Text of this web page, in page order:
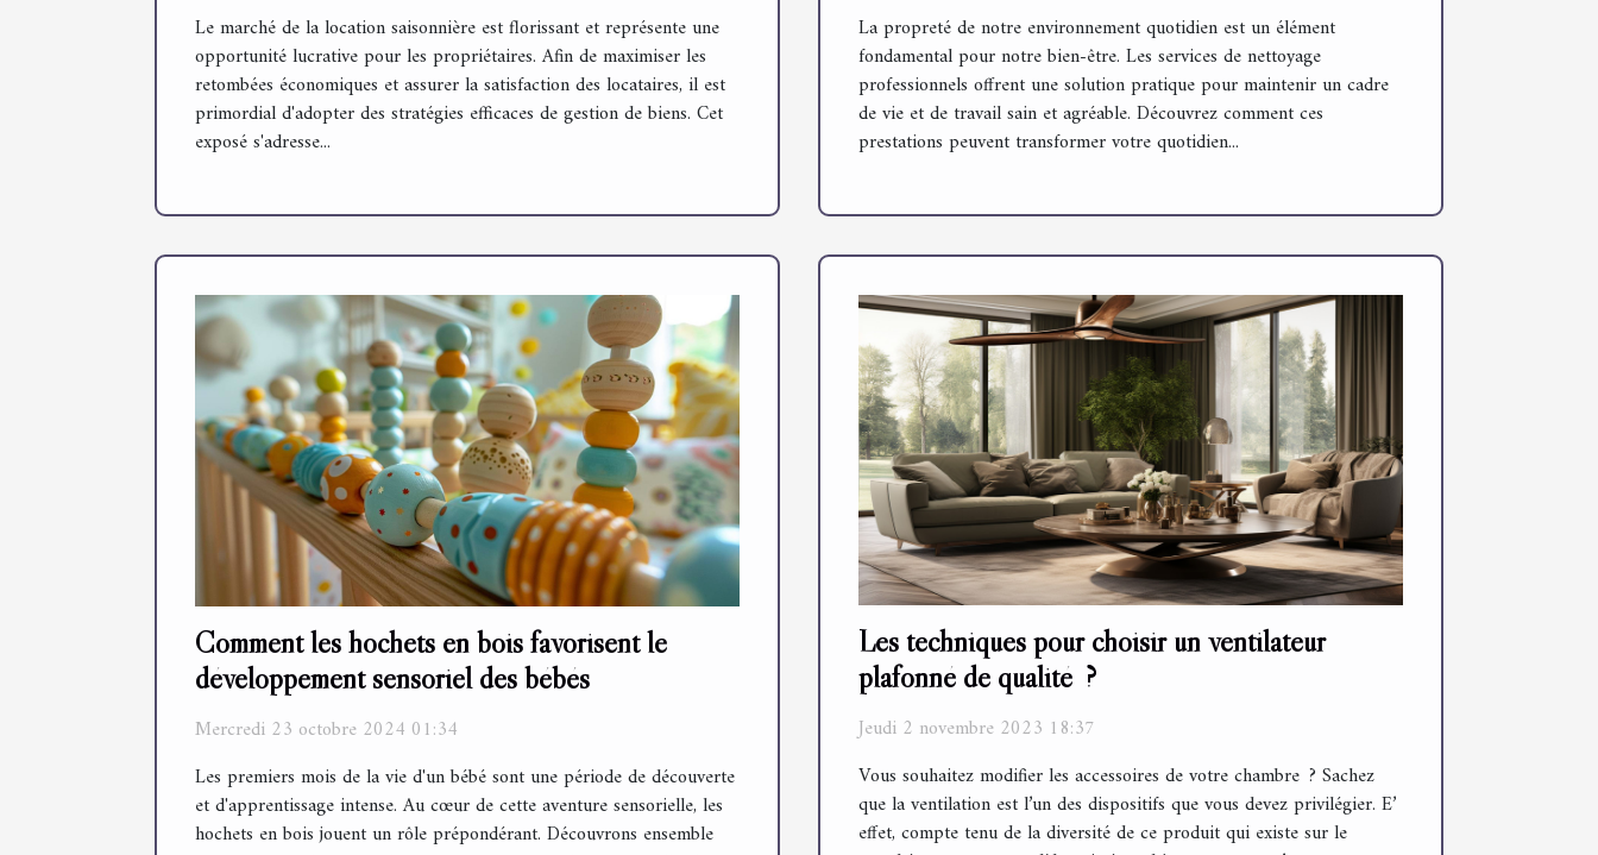
Le marché de la location saisonnière est florissant et représente une
opportunité lucrative pour les propriétaires. Afin de maximiser les
retombées économiques et assurer la satisfaction des locataires, il est
primordial d'adopter des stratégies efficaces de gestion de biens. Cet
exposé s'adresse...
La propreté de notre environnement quotidien est un élément
fondamental pour notre bien-être. Les services de nettoyage
professionnels offrent une solution pratique pour maintenir un cadre
de vie et de travail sain et agréable. Découvrez comment ces
prestations peuvent transformer votre quotidien...
Comment les hochets en bois favorisent le
développement sensoriel des bébés
Mercredi 23 octobre 2024 01:34
Les premiers mois de la vie d'un bébé sont une période de découverte
et d'apprentissage intense. Au cœur de cette aventure sensorielle, les
hochets en bois jouent un rôle prépondérant. Découvrons ensemble
Les techniques pour choisir un ventilateur
plafonné de qualité ?
Jeudi 2 novembre 2023 18:37
Vous souhaitez modifier les accessoires de votre chambre ? Sachez
que la ventilation est l’un des dispositifs que vous devez privilégier. E’
effet, compte tenu de la diversité de ce produit qui existe sur le